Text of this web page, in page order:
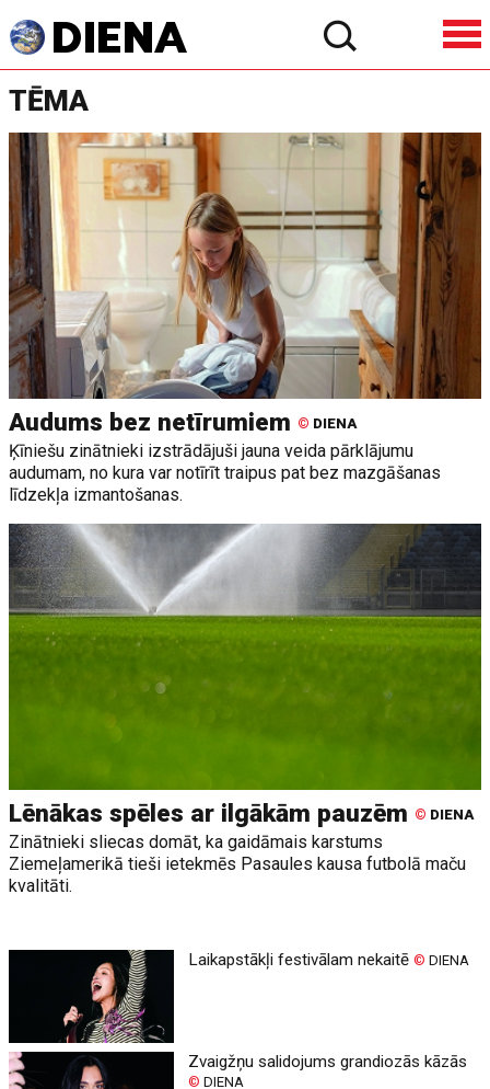
TĒMA
Audums bez netīrumiem © DIENA
Ķīniešu zinātnieki izstrādājuši jauna veida pārklājumu
audumam, no kura var notīrīt traipus pat bez mazgāšanas
līdzekļa izmantošanas.
Lēnākas spēles ar ilgākām pauzēm © DIENA
Zinātnieki sliecas domāt, ka gaidāmais karstums
Ziemeļamerikā tieši ietekmēs Pasaules kausa futbolā maču
kvalitāti.
Laikapstākļi festivālam nekaitē© DIENA
Zvaigžņu salidojums grandiozās kāzās
© DIENA